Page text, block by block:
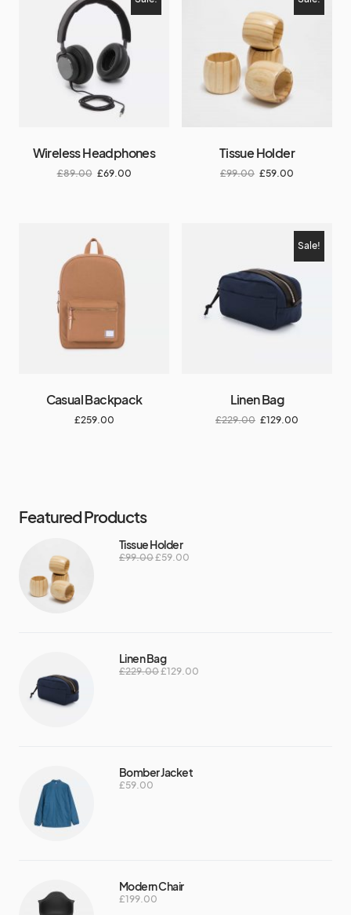
Wireless Headphones
£89.00 £69.00
Tissue Holder
£99.00 £59.00
Casual Backpack
£259.00
Sale!
Linen Bag
£229.00 £129.00
Featured Products
Tissue Holder
£99.00£59.00
Linen Bag
£229.00£129.00
Bomber Jacket
£59.00
Modern Chair
£199.00